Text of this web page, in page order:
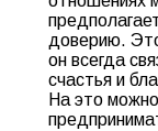
доверию.
он всегда
счастья и
На это